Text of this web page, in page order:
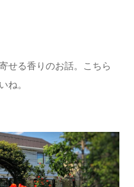
せる香りのお話。こちら
ね。